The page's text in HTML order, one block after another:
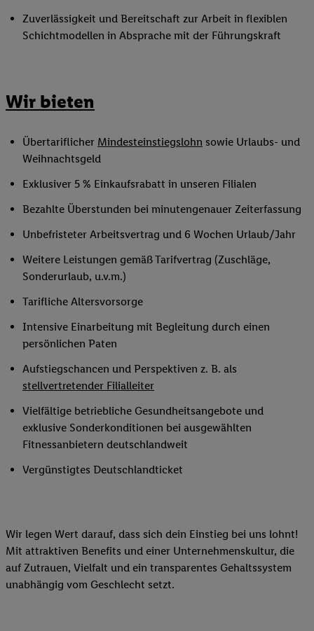
Zuverlässigkeit und Bereitschaft zur Arbeit in flexiblen
Schichtmodellen in Absprache mit der Führungskraft
Wir bieten
Übertariflicher Mindesteinstiegslohn sowie Urlaubs- und
Weihnachtsgeld
Exklusiver 5 % Einkaufsrabatt in unseren Filialen
Bezahlte Überstunden bei minutengenauer Zeiterfassung
Unbefristeter Arbeitsvertrag und 6 Wochen Urlaub/Jahr
Weitere Leistungen gemäß Tarifvertrag (Zuschläge,
Sonderurlaub, u.v.m.)
Tarifliche Altersvorsorge
Intensive Einarbeitung mit Begleitung durch einen
persönlichen Paten
Aufstiegschancen und Perspektiven z. B. als
stellvertretender Filialleiter
Vielfältige betriebliche Gesundheitsangebote und
exklusive Sonderkonditionen bei ausgewählten
Fitnessanbietern deutschlandweit
Vergünstigtes Deutschlandticket
Wir legen Wert darauf, dass sich dein Einstieg bei uns lohnt!
Mit attraktiven Benefits und einer Unternehmenskultur, die
auf Zutrauen, Vielfalt und ein transparentes Gehaltssystem
unabhängig vom Geschlecht setzt.